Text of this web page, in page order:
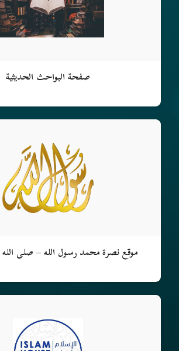
صفحة البواحث الحديثية
موقع نصرة محمد رسول الله – صلى